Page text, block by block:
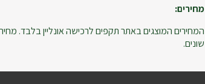
מחירים:
המחירים המוצגים באתר תקפים לרכישה אונליין בלבד.
שונים.